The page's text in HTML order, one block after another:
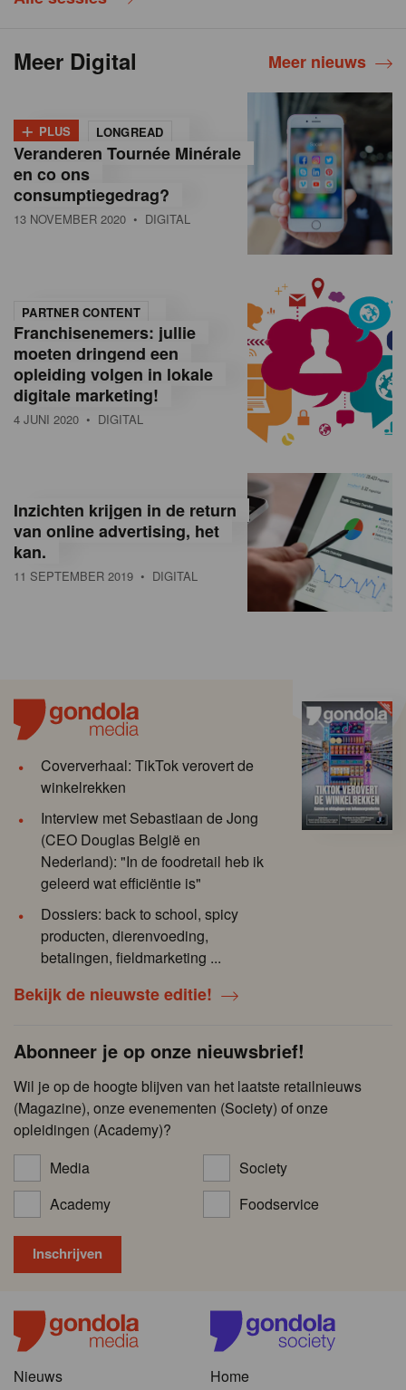
Meer Digital Meer nieuws
+ PLUS LONGREAD
Veranderen Tournée Minérale
en co ons
consumptiegedrag?
13 NOVEMBER 2020 • DIGITAL
PARTNER CONTENT
Franchisenemers: jullie
moeten dringend een
opleiding volgen in lokale
digitale marketing!
4 JUNI 2020 • DIGITAL
Inzichten krijgen in de return
van online advertising, het
kan.
11 SEPTEMBER 2019 • DIGITAL
Coververhaal: TikTok verovert de
winkelrekken
Interview met Sebastiaan de Jong
(CEO Douglas België en
Nederland): "In de foodretail heb ik
geleerd wat efficiëntie is"
Dossiers: back to school, spicy
producten, dierenvoeding,
betalingen, fieldmarketing ...
Bekijk de nieuwste editie!
Abonneer je op onze nieuwsbrief!
Wil je op de hoogte blijven van het laatste retailnieuws
(Magazine), onze evenementen (Society) of onze
opleidingen (Academy)?
Media
Society
Academy
Foodservice
Nieuws
Home